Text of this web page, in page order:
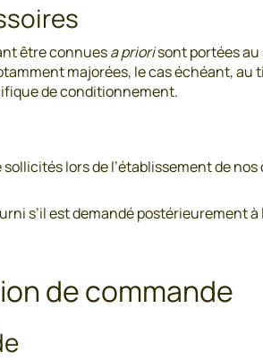
être connuesa priorisont portées
majorées, le cas échéant,
de conditionnement.
lors de l’établissement de
s’il est demandé postérieurement
de commande